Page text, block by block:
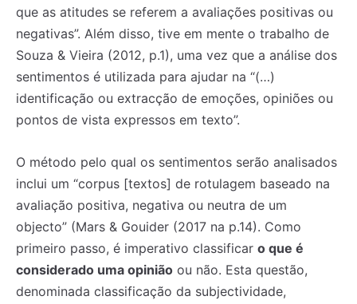
que as atitudes se referem a avaliações positivas ou
negativas”. Além disso, tive em mente o trabalho de
Souza & Vieira (2012, p.1), uma vez que a análise dos
sentimentos é utilizada para ajudar na “(…)
identificação ou extracção de emoções, opiniões ou
pontos de vista expressos em texto”.
O método pelo qual os sentimentos serão analisados
inclui um “corpus [textos] de rotulagem baseado na
avaliação positiva, negativa ou neutra de um
objecto” (Mars & Gouider (2017 na p.14). Como
primeiro passo, é imperativo classificar o que é
considerado uma opinião ou não. Esta questão,
denominada classificação da subjectividade,